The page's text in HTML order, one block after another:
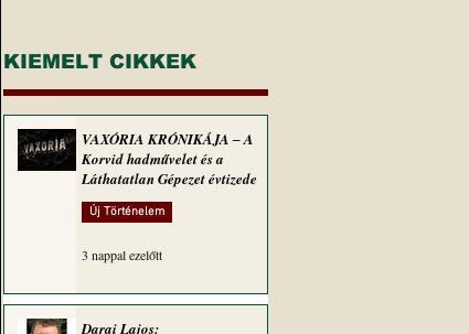
KIEMELT CIKKEK
VAXÓRIA KRÓNIKÁJA ‒ A
Korvid hadművelet és a
Láthatatlan Gépezet évtizede
Új Történelem
3 nappal ezelőtt
Darai Lajos: